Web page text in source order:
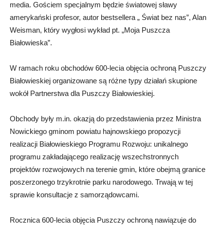
media. Gościem specjalnym będzie światowej sławy
amerykański profesor, autor bestsellera „ Świat bez nas”, Alan
Weisman, który wygłosi wykład pt. „Moja Puszcza
Białowieska”.
W ramach roku obchodów 600-lecia objęcia ochroną Puszczy
Białowieskiej organizowane są różne typy działań skupione
wokół Partnerstwa dla Puszczy Białowieskiej.
Obchody były m.in. okazją do przedstawienia przez Ministra
Nowickiego gminom powiatu hajnowskiego propozycji
realizacji Białowieskiego Programu Rozwoju: unikalnego
programu zakładającego realizację wszechstronnych
projektów rozwojowych na terenie gmin, które obejmą granice
poszerzonego trzykrotnie parku narodowego. Trwają w tej
sprawie konsultacje z samorządowcami.
Rocznica 600-lecia objęcia Puszczy ochroną nawiązuje do